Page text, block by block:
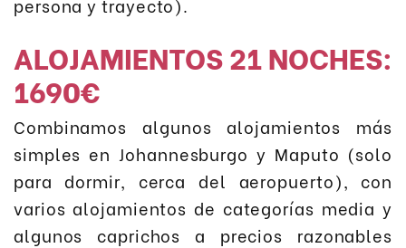
persona y trayecto).
ALOJAMIENTOS 21 NOCHES:
1690€
Combinamos algunos alojamientos más
simples en Johannesburgo y Maputo (solo
para dormir, cerca del aeropuerto), con
varios alojamientos de categorías media y
algunos caprichos a precios razonables